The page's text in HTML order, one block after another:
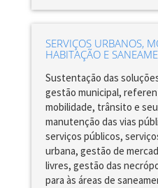
SERVIÇOS URBANOS,
HABITAÇÃO E
Sustentação das
gestão municipal,
mobilidade, trânsito e
manutenção das vias
serviços públicos,
urbana, gestão de
livres, gestão das
para às áreas de